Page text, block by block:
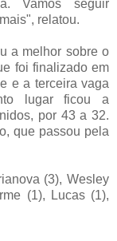
Vamos seguir
relatou.
a melhor sobre o
foi finalizado em
e a terceira vaga
lugar ficou a
por 43 a 32.
que passou pela
(3), Wesley
(1), Lucas (1),